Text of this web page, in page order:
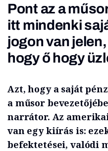
Pont az a
itt mindenki
jogon van
hogy ő hogy
Azt, hogy a saját
a műsor
narrátor. Az
van egy kiírás is:
befektetései, valódi